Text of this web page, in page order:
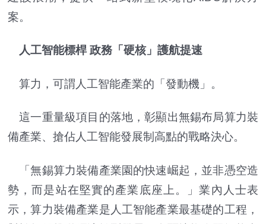
案。
人工智能標桿 政務「硬核」護航提速
算力，可謂人工智能產業的「發動機」。
這一重量級項目的落地，彰顯出無錫布局算力裝
備產業、搶佔人工智能發展制高點的戰略決心。
「無錫算力裝備產業園的快速崛起，並非憑空造
勢，而是站在堅實的產業底座上。」業內人士表
示，算力裝備產業是人工智能產業最基礎的工程，